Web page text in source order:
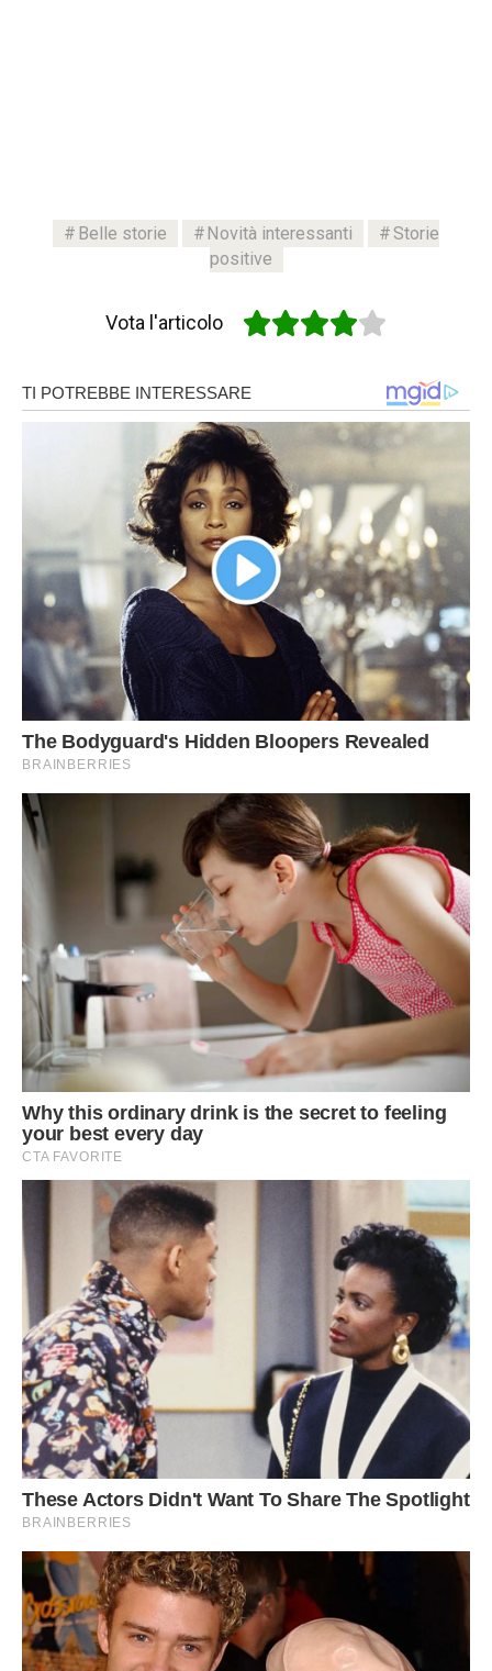
Belle storie Novità interessanti
Storie
positive
Vota l'articolo